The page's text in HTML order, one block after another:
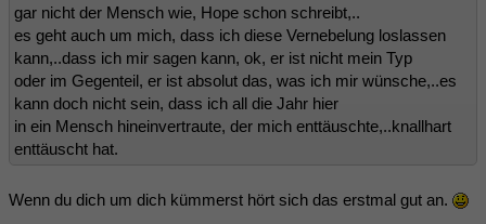
gar nicht der Mensch wie, Hope schon schreibt,..
es geht auch um mich, dass ich diese Vernebelung loslassen
kann,..dass ich mir sagen kann, ok, er ist nicht mein Typ
oder im Gegenteil, er ist absolut das, was ich mir wünsche,..es
kann doch nicht sein, dass ich all die Jahr hier
in ein Mensch hineinvertraute, der mich enttäuschte,..knallhart
enttäuscht hat.
Wenn du dich um dich kümmerst hört sich das erstmal gut an.